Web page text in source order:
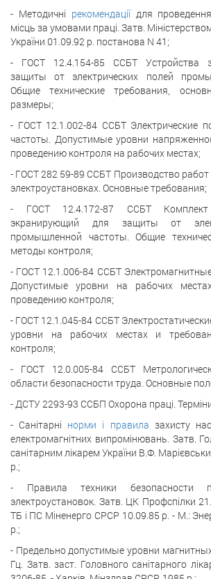
- Методичні рекомендаціїдля проведення
місць за умовами праці. Затв.
України 01.09.92 р. постанова N 41;
- ГОСТ 12.4.154-85 ССБТ Устройства
защиты от электрических полей
Общие технические требования,
размеры;
- ГОСТ 12.1.002-84 ССБТ Электрические
частоты. Допустимые уровни
проведению контроля на рабочих местах;
- ГОСТ 282 59-89 ССБТ Производство
электроустановках. Основные требования;
- ГОСТ 12.4.172-87 ССБТ Комплект
экранирующий для защиты от
промышленной частоты. Общие
методы контроля;
- ГОСТ 12.1.006-84 ССБТ
Допустимые уровни на рабочих
проведению контроля;
- ГОСТ 12.1.045-84 ССБТ
уровни на рабочих местах и
контроля;
- ГОСТ 12.0.005-84 ССБТ
области безопасности труда. Основные
- ДСТУ 2293-93 ССБП Охорона праці.
- Санітарні норми і правила захисту
електромагнітних випромінювань. Затв.
санітарним лікарем України В.Ф.
р.;
- Правила техники безопасности
электроустановок. Затв. ЦК Профспілки
ТБ і ПС Міненерго СРСР 10.09.85 р. - М.:
р.;
- Предельно допустимые уровни
Гц. Затв. заст. Головного санітарного